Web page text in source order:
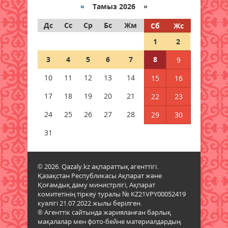
Мәслихат сессиясында маңызды
мәселелер қаралды
Қызылордада 2026 жылы
құрылысқа 177 млрд теңге
Жамбылда жаңа флюорит
08 тамыз 2026 ж. 67
Қазақстанның басым бөлігінде
жауын-шашынсыз ауа райы
күтіледі
08 тамыз 2026 ж. 72
« Тамыз 2026 »
Дс
Сс Ср Бс Жм Сб
Жс
1
2
3
4 5 6 7 8
9
10
11 12 13 14 15
16
17
18 19 20 21 22
23
24
25 26 27 28 29
30
31
© 2026. Qazaly.kz ақпараттық агенттігі.
Қазақстан Республикасы Ақпарат және
Қоғамдық даму министрлігі, Ақпарат
комитетінің тіркеу туралы № KZ21VPY00052419
куәлігі 21.07.2022 жылы берілген.
® Агенттік сайтында жарияланған барлық
мақалалар мен фото-бейне материалдардың